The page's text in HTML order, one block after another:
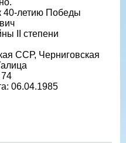
40-летию Победы
II степени
ССР, Черниговская
06.04.1985